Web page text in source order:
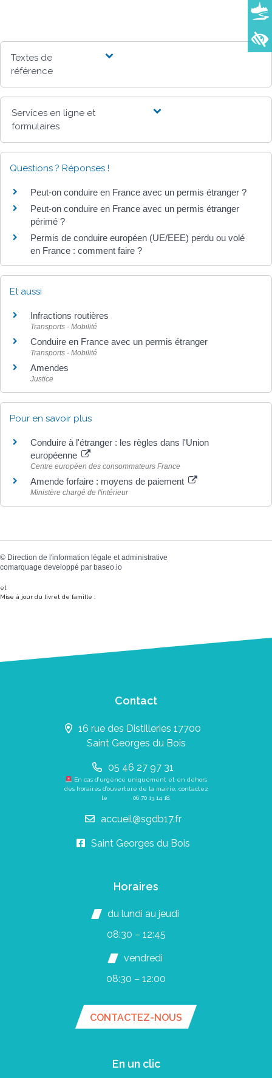
Textes de
référence
Services en ligne et
formulaires
Questions ? Réponses !
Peut-on conduire en France avec un permis étranger ?
Peut-on conduire en France avec un permis étranger
périmé ?
Permis de conduire européen (UE/EEE) perdu ou volé
en France : comment faire ?
Et aussi
Infractions routières
Transports - Mobilité
Conduire en France avec un permis étranger
Transports - Mobilité
Amendes
Justice
Pour en savoir plus
Conduire à l'étranger : les règles dans l'Union
européenne
Centre européen des consommateurs France
Amende forfaire : moyens de paiement
Ministère chargé de l'intérieur
© Direction de l'information légale et administrative
comarquage developpé par baseo.io
et
Mise à jour du livret de famille :
Contact
16 rue des Distilleries 17700
Saint Georges du Bois
05 46 27 97 31
En cas d’urgence uniquement et en dehors
des horaires d’ouverture de la mairie, contactez
le 06 70 13 14 18
accueil@sgdb17.fr
Saint Georges du Bois
Horaires
du lundi au jeudi
08:30 – 12:45
vendredi
08:30 – 12:00
CONTACTEZ-NOUS
En un clic